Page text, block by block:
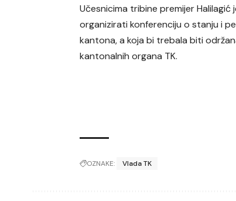
Učesnicima tribine premijer
organizirati konferenciju o stanju i
kantona, a koja bi trebala biti
kantonalnih organa TK.
OZNAKE: Vlada TK